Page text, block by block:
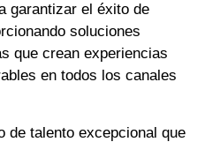
garantizar el éxito de
soluciones
que crean experiencias
en todos los canales
de talento excepcional que